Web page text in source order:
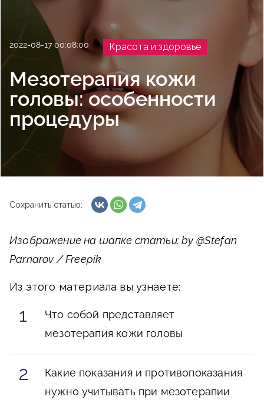
2022-08-17 00:08:00 Красота и здоровье
Мезотерапия кожи
головы: особенности
процедуры
Сохранить статью:
Изображение на шапке статьи: by @Stefan
Parnarov / Freepik
Из этого материала вы узнаете:
Что собой представляет
мезотерапия кожи головы
Какие показания и противопоказания
нужно учитывать при мезотерапии